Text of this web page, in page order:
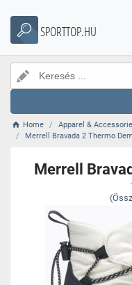
SPORTTOP.HU
Home Apparel &
Merrell Bravada 2 Thermo
Merrell